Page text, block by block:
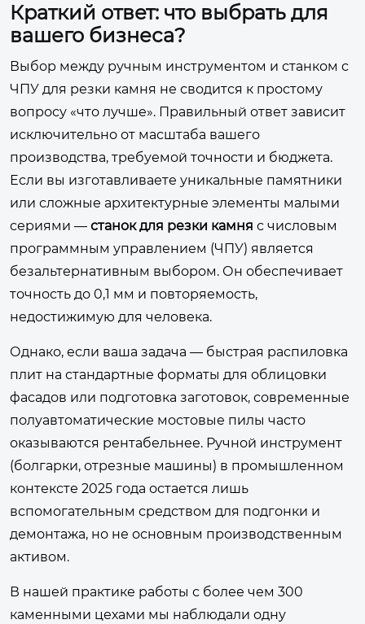
Краткий ответ: что выбрать для
вашего бизнеса?
Выбор между ручным инструментом и станком с
ЧПУ для резки камня не сводится к простому
вопросу «что лучше». Правильный ответ зависит
исключительно от масштаба вашего
производства, требуемой точности и бюджета.
Если вы изготавливаете уникальные памятники
или сложные архитектурные элементы малыми
сериями — станок для резки камня с числовым
программным управлением (ЧПУ) является
безальтернативным выбором. Он обеспечивает
точность до 0,1 мм и повторяемость,
недостижимую для человека.
Однако, если ваша задача — быстрая распиловка
плит на стандартные форматы для облицовки
фасадов или подготовка заготовок, современные
полуавтоматические мостовые пилы часто
оказываются рентабельнее. Ручной инструмент
(болгарки, отрезные машины) в промышленном
контексте 2025 года остается лишь
вспомогательным средством для подгонки и
демонтажа, но не основным производственным
активом.
В нашей практике работы с более чем 300
каменными цехами мы наблюдали одну